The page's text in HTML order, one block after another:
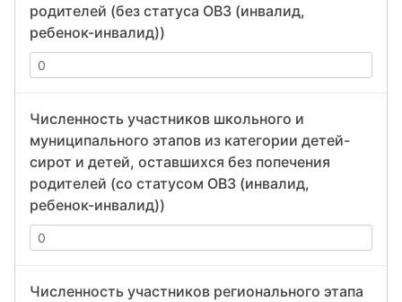
родителей (без статуса ОВЗ (инвалид,
ребенок-инвалид))
Численность участников школьного и
муниципального этапов из категории детей-
сирот и детей, оставшихся без попечения
родителей (со статусом ОВЗ (инвалид,
ребенок-инвалид))
Численность участников регионального этапа